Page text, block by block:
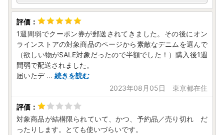
1週間弱でクーポン券が郵送されてきました。その後にオン
ラインストアの対象商品のページから素敵なデニムを選んで
（欲しい物がSALE対象だったので半額でした！）購入後1週
間弱で配送されました。
届いたデ ... 続きを読む
2023年08月05日 東京都在住
対象商品が結構限られていて、かつ、予約品／売り切れ だ
ったりします。とても使いづらいです。